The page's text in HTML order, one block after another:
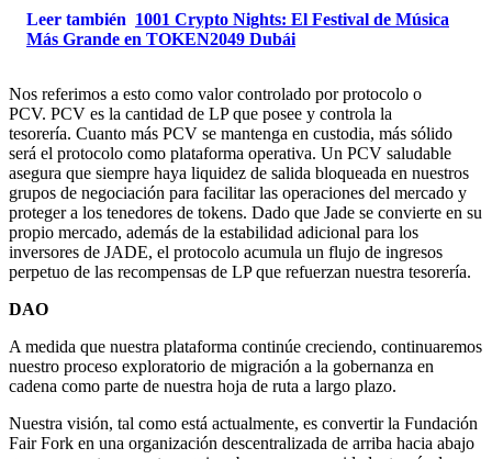
Leer también 1001 Crypto Nights: El Festival de Música
Más Grande en TOKEN2049 Dubái
Nos referimos a esto como valor controlado por protocolo o
PCV. PCV es la cantidad de LP que posee y controla la
tesorería. Cuanto más PCV se mantenga en custodia, más sólido
será el protocolo como plataforma operativa. Un PCV saludable
asegura que siempre haya liquidez de salida bloqueada en nuestros
grupos de negociación para facilitar las operaciones del mercado y
proteger a los tenedores de tokens. Dado que Jade se convierte en su
propio mercado, además de la estabilidad adicional para los
inversores de JADE, el protocolo acumula un flujo de ingresos
perpetuo de las recompensas de LP que refuerzan nuestra tesorería.
DAO
A medida que nuestra plataforma continúe creciendo, continuaremos
nuestro proceso exploratorio de migración a la gobernanza en
cadena como parte de nuestra hoja de ruta a largo plazo.
Nuestra visión, tal como está actualmente, es convertir la Fundación
Fair Fork en una organización descentralizada de arriba hacia abajo